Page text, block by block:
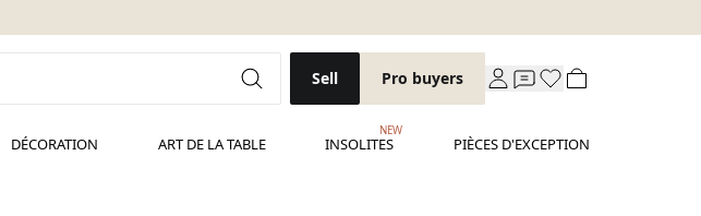
Sell Pro buyers
DÉCORATION ART DE LA TABLE INSOLITES
NEW
PIÈCES D'EXCEPTION